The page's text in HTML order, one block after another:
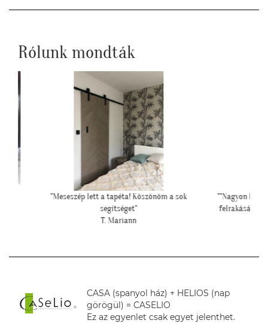
Rólunk mondták
""Nagyon köszönjük a telefonos segítséget a tapéta
felrakásához, először tapétáztunk, és nagyon szép
lett az eredmény!""
CASA (spanyol ház) + HELIOS (nap
görögül) = CASELIO
Ez az egyenlet csak egyet jelenthet.